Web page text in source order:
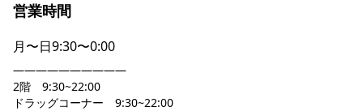
営業時間
月〜日9:30〜0:00
――――――――――
2階　9:30~22:00
ドラッグコーナー　9:30~22:00